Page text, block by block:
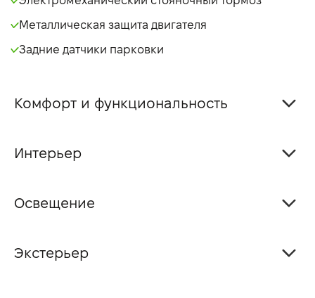
Металлическая защита двигателя
Задние датчики парковки
Комфорт и функциональность
Интерьер
Освещение
Экстерьер